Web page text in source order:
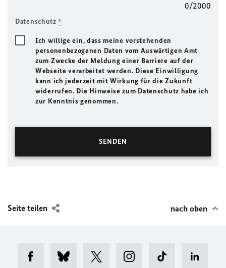
0/2000
Datenschutz*
Ich willige ein, dass meine vorstehenden
personenbezogenen Daten vom Auswärtigen Amt
zum Zwecke der Meldung einer Barriere auf der
Webseite verarbeitet werden. Diese Einwilligung
kann ich jederzeit mit Wirkung für die Zukunft
widerrufen. Die Hinweise zum Datenschutz habe ich
zur Kenntnis genommen.
Seite teilen nach oben